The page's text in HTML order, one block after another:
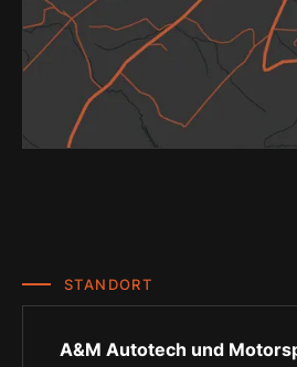
STANDORT
A&M Autotech und